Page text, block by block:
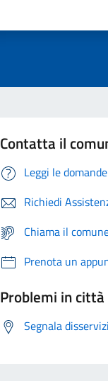
Contatta il
Leggi le
Richiedi
Chiama il
Prenota un
Problemi in città
Segnala